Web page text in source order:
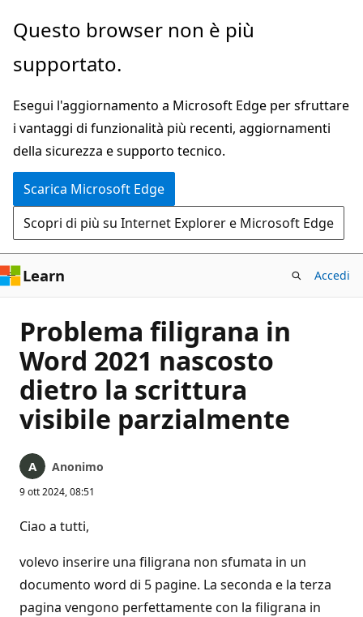
Ignora
passa
contenuto
principale
Questo browser non è più
supportato.
Esegui l'aggiornamento a Microsoft Edge per sfruttare
i vantaggi di funzionalità più recenti, aggiornamenti
della sicurezza e supporto tecnico.
Scarica Microsoft Edge
Scopri di più su Internet Explorer e Microsoft Edge
Learn Accedi
Problema filigrana in
Word 2021 nascosto
dietro la scrittura
visibile parzialmente
Anonimo
9 ott 2024, 08:51
Ciao a tutti,
volevo inserire una filigrana non sfumata in un
documento word di 5 pagine. La seconda e la terza
pagina vengono perfettamente con la filigrana in